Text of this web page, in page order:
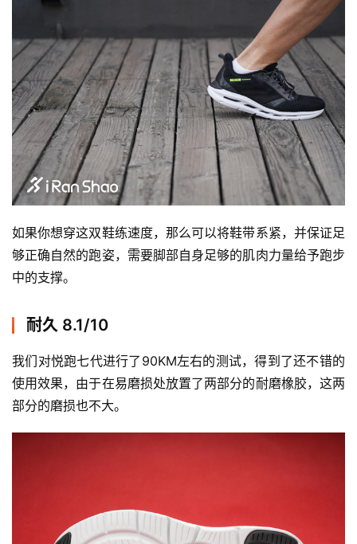
如果你想穿这双鞋练速度，那么可以将鞋带系紧，并保证足
够正确自然的跑姿，需要脚部自身足够的肌肉力量给予跑步
中的支撑。
耐久 8.1/10
我们对悦跑七代进行了90KM左右的测试，得到了还不错的
使用效果，由于在易磨损处放置了两部分的耐磨橡胶，这两
部分的磨损也不大。